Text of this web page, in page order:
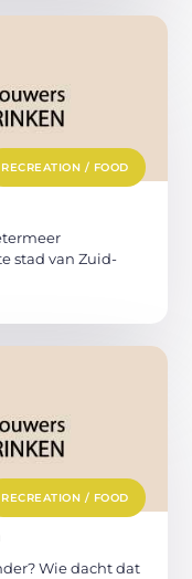
RECREATION / FOOD
stad van Zuid-
RECREATION / FOOD
Wie dacht dat